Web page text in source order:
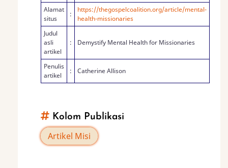
Alamat
situs
:
https://thegospelcoalition.org/article/mental-
health-missionaries
Judul
asli
artikel
: Demystify Mental Health for Missionaries
Penulis
artikel
: Catherine Allison
Kolom Publikasi
Artikel Misi